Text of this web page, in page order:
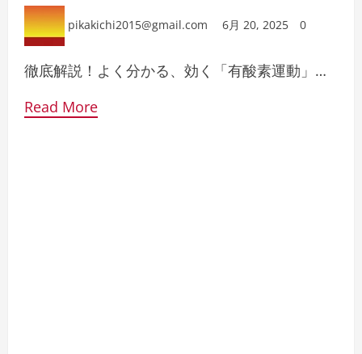
pikakichi2015@gmail.com 6月 20, 2025 0
徹底解説！よく分かる、効く「有酸素運動」…
Read More